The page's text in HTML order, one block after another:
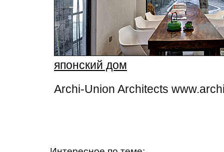
японский дом
Archi-Union Architects